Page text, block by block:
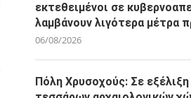
εκτεθειμένοι σε
λαμβάνουν λιγότερα μέτρα
06/08/2026
Πόλη Χρυσοχούς: Σε